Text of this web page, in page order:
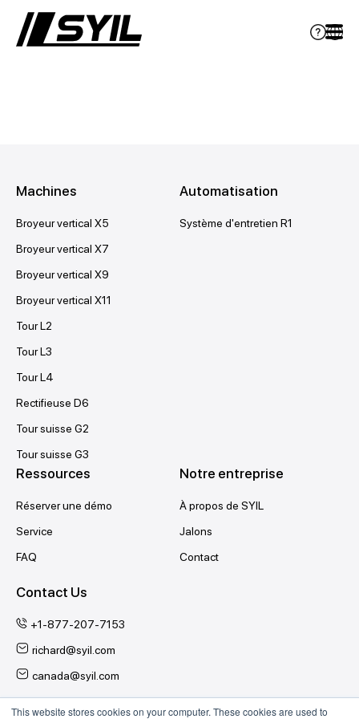
This website stores cookies on your computer. These cookies are used to
Machines
Broyeur vertical X5
Broyeur vertical X7
Broyeur vertical X9
Broyeur vertical X11
Tour L2
Tour L3
Tour L4
Rectifieuse D6
Tour suisse G2
Tour suisse G3
Automatisation
Système d'entretien R1
Ressources
Réserver une démo
Service
FAQ
Notre entreprise
À propos de SYIL
Jalons
Contact
Contact Us
+1-877-207-7153
richard@syil.com
canada@syil.com